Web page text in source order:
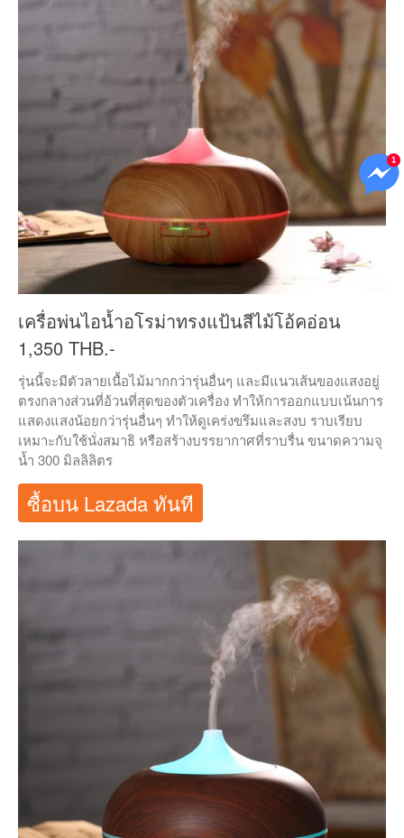
เครื่อพ่นไอน้ำอโรม่าทรงแป้นสีไม้โอ้คอ่อน
1,350 THB.-
รุ่นนี้จะมีตัวลายเนื้อไม้มากกว่ารุ่นอื่นๆ และมีแนวเส้นของแสงอยู่
ตรงกลางส่วนที่อ้วนที่สุดของตัวเครื่อง ทำให้การออกแบบเน้นการ
แสดงแสงน้อยกว่ารุ่นอื่นๆ ทำให้ดูเคร่งขรึมและสงบ ราบเรียบ
เหมาะกับใช้นั่งสมาธิ หรือสร้างบรรยากาศที่ราบรื่น ขนาดความจุ
น้ำ 300 มิลลิลิตร
ซื้อบน Lazada ทันที